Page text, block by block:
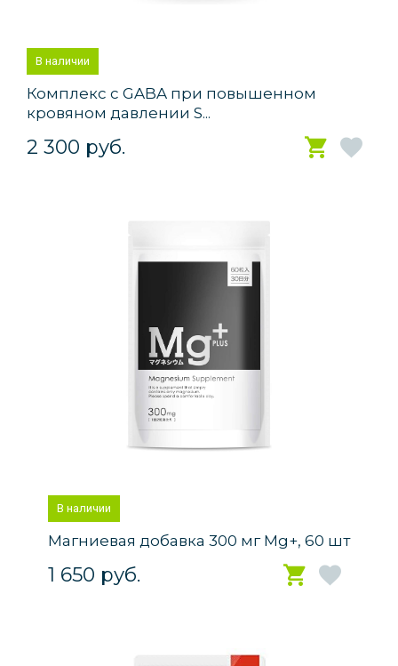
В наличии
Комплекс с GABA при повышенном
кровяном давлении S...
2 300 руб.
В наличии
Магниевая добавка 300 мг Mg+, 60 шт
1 650 руб.